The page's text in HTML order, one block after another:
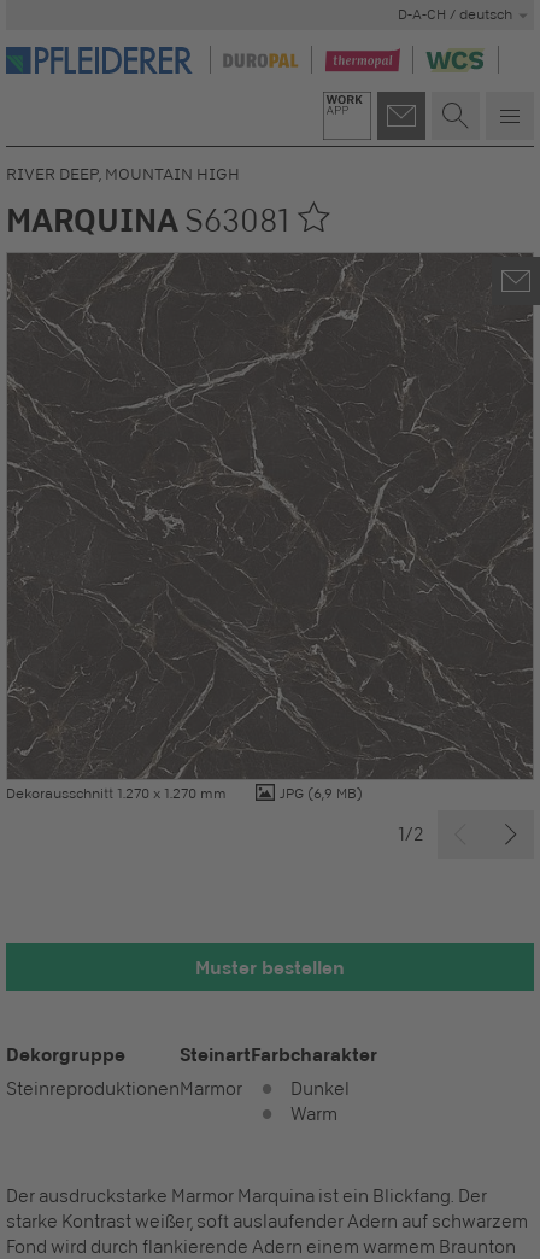
D-A-CH / deutsch
Dekorausschnitt 1.270 x 1.270 mm JPG (6,9 MB)
1/2
RIVER DEEP, MOUNTAIN HIGH
MARQUINA S63081
Muster bestellen
Dekorgruppe
Steinreproduktionen
Steinart
Marmor
Farbcharakter
Dunkel
Warm
Der ausdruckstarke Marmor Marquina ist ein Blickfang. Der
starke Kontrast weißer, soft auslaufender Adern auf schwarzem
Fond wird durch flankierende Adern einem warmem Braunton